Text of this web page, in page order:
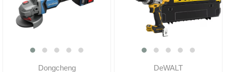
Dongcheng DeWALT